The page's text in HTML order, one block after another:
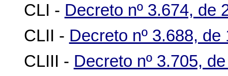
CLI - Decreto nº 3.674, de
CLII - Decreto nº 3.688,
CLIII - Decreto nº 3.705,